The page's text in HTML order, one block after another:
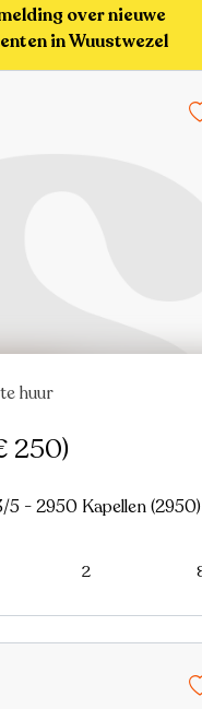
over nieuwe
in Wuustwezel
huur
250)
5 - 2950 Kapellen (2950)
2